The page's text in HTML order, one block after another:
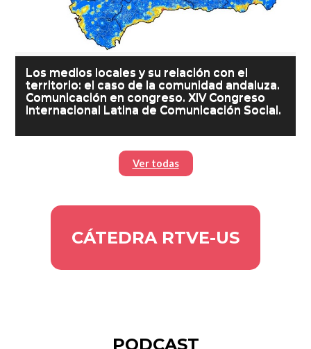
Los medios locales y su relación con el
territorio: el caso de la comunidad andaluza.
Comunicación en congreso. XIV Congreso
Internacional Latina de Comunicación Social.
Ver todas
CÁTEDRA RTVE-US
PODCAST